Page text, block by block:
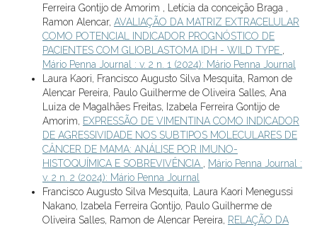
Ferreira Gontijo de Amorim , Letícia da conceição Braga ,
Ramon Alencar, AVALIAÇÃO DA MATRIZ EXTRACELULAR
COMO POTENCIAL INDICADOR PROGNÓSTICO DE
PACIENTES COM GLIOBLASTOMA IDH - WILD TYPE ,
Mário Penna Journal : v. 2 n. 1 (2024): Mário Penna Journal
Laura Kaori, Francisco Augusto Silva Mesquita, Ramon de
Alencar Pereira, Paulo Guilherme de Oliveira Salles, Ana
Luiza de Magalhães Freitas, Izabela Ferreira Gontijo de
Amorim, EXPRESSÃO DE VIMENTINA COMO INDICADOR
DE AGRESSIVIDADE NOS SUBTIPOS MOLECULARES DE
CÂNCER DE MAMA: ANÁLISE POR IMUNO-
HISTOQUÍMICA E SOBREVIVÊNCIA , Mário Penna Journal :
v. 2 n. 2 (2024): Mário Penna Journal
Francisco Augusto Silva Mesquita, Laura Kaori Menegussi
Nakano, Izabela Ferreira Gontijo, Paulo Guilherme de
Oliveira Salles, Ramon de Alencar Pereira, RELAÇÃO DA